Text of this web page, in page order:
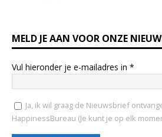
MELD JE AAN VOOR ONZE
Vul hieronder je e-mailadres in *
Ja, ik wil graag de Nieuwsbrief
HappinessBureau (Je kunt je op elk